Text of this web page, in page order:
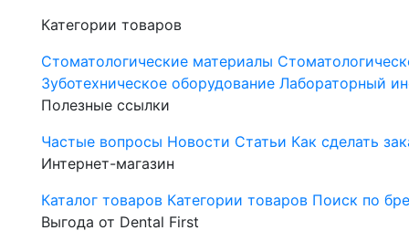
Категории товаров
Стоматологические материалы
Зуботехническое оборудование Лабораторный
Полезные ссылки
Частые вопросы Новости Статьи Как сделать
Интернет-магазин
Каталог товаров Категории товаров Поиск по
Выгода от Dental First